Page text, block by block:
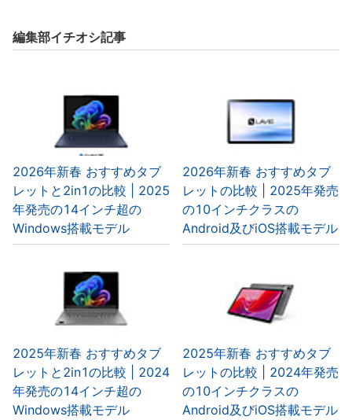
編集部イチオシ記事
2026年新春 おすすめタブ
レットと2in1の比較 | 2025
年発売の14インチ超の
Windows搭載モデル
2026年新春 おすすめタブ
レットの比較 | 2025年発売
の10インチクラスの
Android及びiOS搭載モデル
2025年新春 おすすめタブ
レットと2in1の比較 | 2024
年発売の14インチ超の
Windows搭載モデル
2025年新春 おすすめタブ
レットの比較 | 2024年発売
の10インチクラスの
Android及びiOS搭載モデル